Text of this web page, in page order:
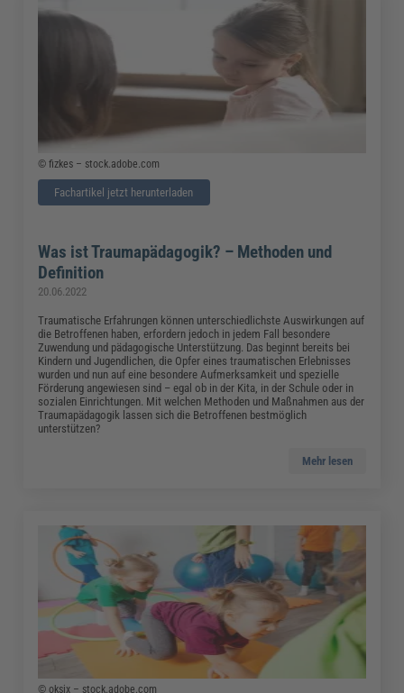
© fizkes – stock.adobe.com
Fachartikel jetzt herunterladen
Was ist Traumapädagogik? – Methoden und
Definition
20.06.2022
Traumatische Erfahrungen können unterschiedlichste Auswirkungen auf
die Betroffenen haben, erfordern jedoch in jedem Fall besondere
Zuwendung und pädagogische Unterstützung. Das beginnt bereits bei
Kindern und Jugendlichen, die Opfer eines traumatischen Erlebnisses
wurden und nun auf eine besondere Aufmerksamkeit und spezielle
Förderung angewiesen sind – egal ob in der Kita, in der Schule oder in
sozialen Einrichtungen. Mit welchen Methoden und Maßnahmen aus der
Traumapädagogik lassen sich die Betroffenen bestmöglich
unterstützen?
Mehr lesen
© oksix – stock.adobe.com